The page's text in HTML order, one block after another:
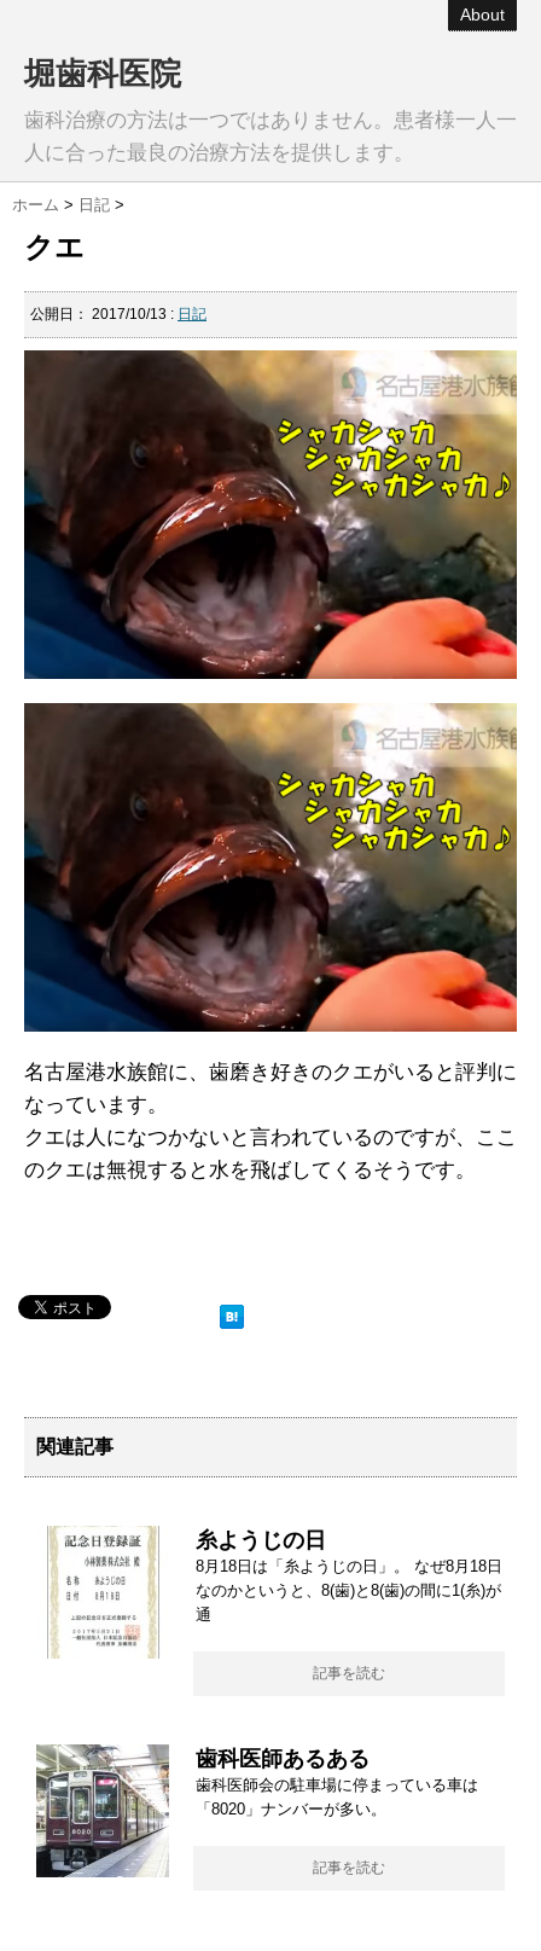
About
堀歯科医院
歯科治療の方法は一つではありません。患者様一人一
人に合った最良の治療方法を提供します。
ホーム > 日記 >
クエ
公開日： 2017/10/13 : 日記
名古屋港水族館に、歯磨き好きのクエがいると評判に
なっています。
クエは人になつかないと言われているのですが、ここ
のクエは無視すると水を飛ばしてくるそうです。
関連記事
糸ようじの日
8月18日は「糸ようじの日」。 なぜ8月18日
なのかというと、8(歯)と8(歯)の間に1(糸)が
通
記事を読む
歯科医師あるある
歯科医師会の駐車場に停まっている車は
「8020」ナンバーが多い。
記事を読む